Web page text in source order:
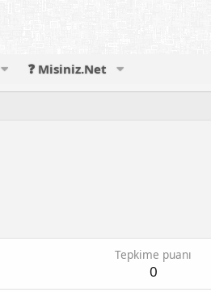
❓ Misiniz.Net
Tepkime puanı
0